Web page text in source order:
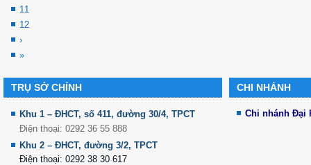
11
12
›
»
TRỤ SỞ CHÍNH
Khu 1 – ĐHCT, số 411, đường 30/4, TPCT
Điện thoại: 0292 36 55 888
Khu 2 – ĐHCT, đường 3/2, TPCT
Điện thoại: 0292 38 30 617
CHI NHÁNH
Chi nhánh Đại